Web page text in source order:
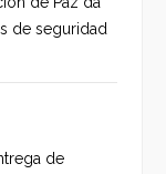
de seguridad
de